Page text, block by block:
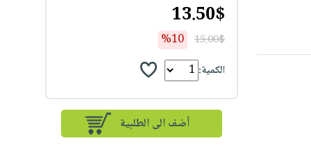
13.50$
15.00$
%10
الكمية:
أضف الى الطلبية